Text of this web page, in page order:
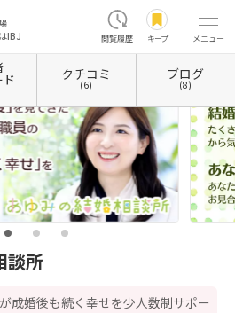
IBJ
閲覧履歴 キープ メニュー
奈川県川崎市 神奈川県川崎市川崎区 あゆみの結婚
クチコミ
(6)
ブログ
(8)
談所
成婚後も続く幸せを少人数制サポー